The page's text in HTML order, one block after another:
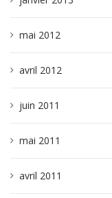
mai 2012
avril 2012
juin 2011
mai 2011
avril 2011